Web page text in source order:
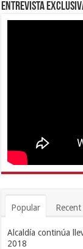
Entrevista
Popular Recent
Alcaldía continúa
2018